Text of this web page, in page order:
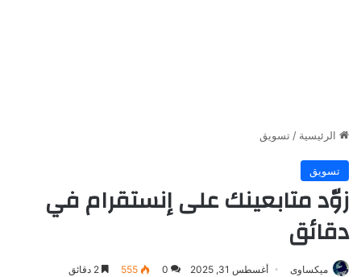
الرئيسية / تسويق
تسويق
زوّد متابعينك على إنستقرام في
دقائق
ميكساوى أغسطس 31, 2025 0
555